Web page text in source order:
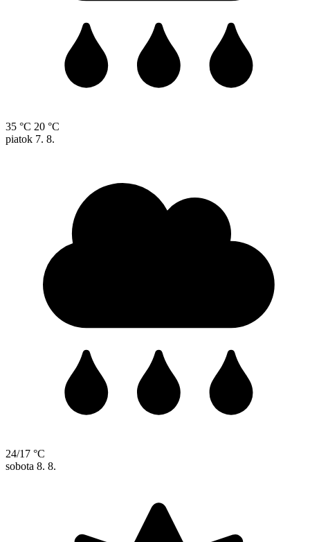
35 °C 20 °C
piatok 7. 8.
24/17 °C
sobota 8. 8.